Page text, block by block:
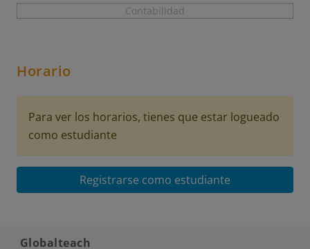
Contabilidad
Horario
Para ver los horarios, tienes que estar logueado
como estudiante
Registrarse como estudiante
Globalteach